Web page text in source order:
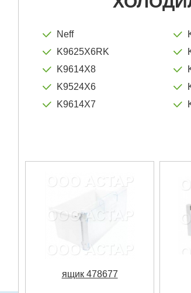
Neff
K9625X6RK
K9614X8
K9524X6
K9614X7
ящик 478677